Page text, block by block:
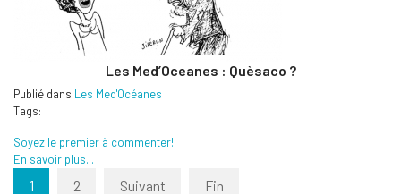
Les Med’Oceanes : Quèsaco ?
Publié dans Les Med'Océanes
Tags:
Soyez le premier à commenter!
En savoir plus...
1 2 Suivant Fin